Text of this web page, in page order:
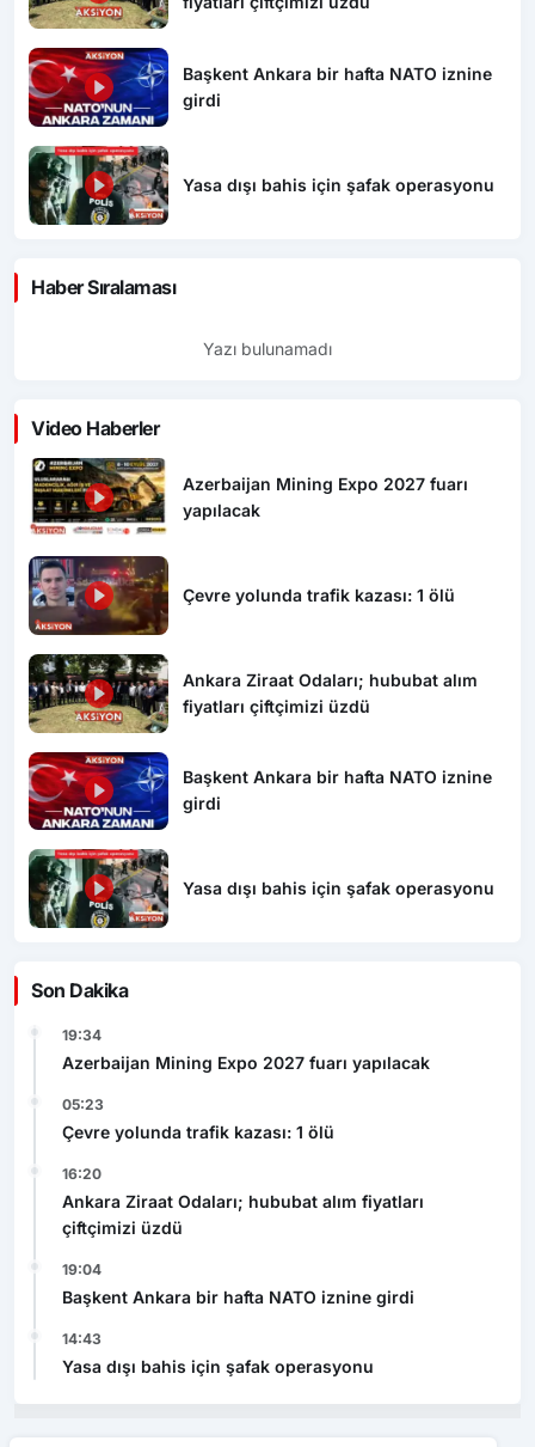
Başkent Ankara bir hafta NATO iznine
girdi
Yasa dışı bahis için şafak operasyonu
Haber Sıralaması
Yazı bulunamadı
Video Haberler
Azerbaijan Mining Expo 2027 fuarı
yapılacak
Çevre yolunda trafik kazası: 1 ölü
Ankara Ziraat Odaları; hububat alım
fiyatları çiftçimizi üzdü
Başkent Ankara bir hafta NATO iznine
girdi
Yasa dışı bahis için şafak operasyonu
Son Dakika
19:34
Azerbaijan Mining Expo 2027 fuarı yapılacak
05:23
Çevre yolunda trafik kazası: 1 ölü
16:20
Ankara Ziraat Odaları; hububat alım fiyatları
çiftçimizi üzdü
19:04
Başkent Ankara bir hafta NATO iznine girdi
14:43
Yasa dışı bahis için şafak operasyonu